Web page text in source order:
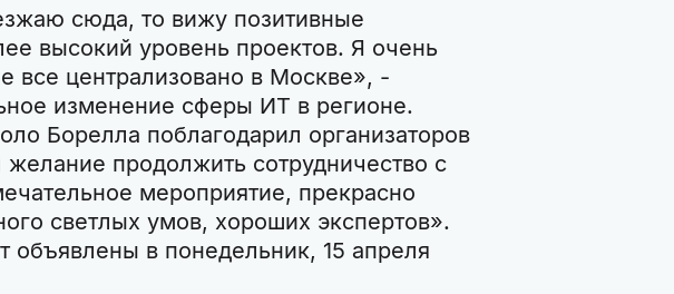
сюда, то вижу позитивные
высокий уровень проектов. Я очень
все централизовано в Москве», -
изменение сферы ИТ в регионе.
Борелла поблагодарил организаторов
продолжить сотрудничество с
мероприятие, прекрасно
светлых умов, хороших экспертов».
объявлены в понедельник, 15 апреля